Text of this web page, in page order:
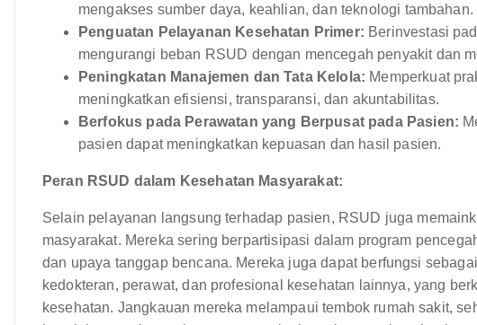
mengakses sumber daya, keahlian, dan teknologi tambahan.
Penguatan Pelayanan Kesehatan Primer: Berinvestasi
mengurangi beban RSUD dengan mencegah penyakit dan
Peningkatan Manajemen dan Tata Kelola: Memperkuat
meningkatkan efisiensi, transparansi, dan akuntabilitas.
Berfokus pada Perawatan yang Berpusat pada Pasien:
pasien dapat meningkatkan kepuasan dan hasil pasien.
Peran RSUD dalam Kesehatan Masyarakat:
Selain pelayanan langsung terhadap pasien, RSUD juga
masyarakat. Mereka sering berpartisipasi dalam program
dan upaya tanggap bencana. Mereka juga dapat berfungsi
kedokteran, perawat, dan profesional kesehatan lainnya, yang
kesehatan. Jangkauan mereka melampaui tembok rumah sakit,